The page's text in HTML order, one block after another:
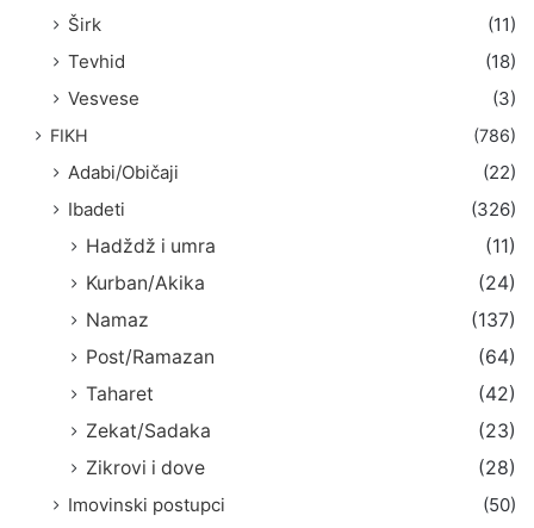
Širk
(11)
Tevhid
(18)
Vesvese
(3)
FIKH (786)
Adabi/Običaji
(22)
Ibadeti
(326)
Hadždž i umra
(11)
Kurban/Akika
(24)
Namaz
(137)
Post/Ramazan
(64)
Taharet
(42)
Zekat/Sadaka
(23)
Zikrovi i dove
(28)
Imovinski postupci
(50)